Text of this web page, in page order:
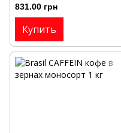
831.00 грн
Купить